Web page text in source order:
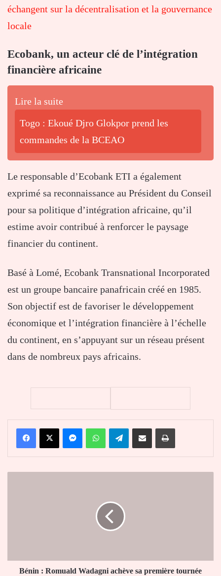
échangent sur la décentralisation et la gouvernance
locale
Ecobank, un acteur clé de l’intégration
financière africaine
Lire la suite
Togo : Ekoué Djro Glokpor prend les
commandes de la BCEAO
Le responsable d’Ecobank ETI a également
exprimé sa reconnaissance au Président du Conseil
pour sa politique d’intégration africaine, qu’il
estime avoir contribué à renforcer le paysage
financier du continent.
Basé à Lomé, Ecobank Transnational Incorporated
est un groupe bancaire panafricain créé en 1985.
Son objectif est de favoriser le développement
économique et l’intégration financière à l’échelle
du continent, en s’appuyant sur un réseau présent
dans de nombreux pays africains.
FacebookX MessengerWhatsAppTelegramPartager par email Imprimer
régionale
Bénin : Romuald Wadagni achève sa première tournée